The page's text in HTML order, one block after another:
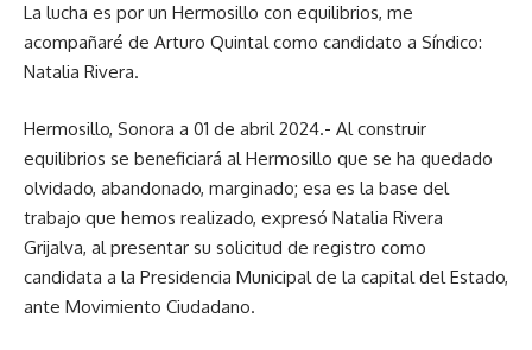
La lucha es por un Hermosillo con equilibrios, me
acompañaré de Arturo Quintal como candidato a Síndico:
Natalia Rivera.
Hermosillo, Sonora a 01 de abril 2024.- Al construir
equilibrios se beneficiará al Hermosillo que se ha quedado
olvidado, abandonado, marginado; esa es la base del
trabajo que hemos realizado, expresó Natalia Rivera
Grijalva, al presentar su solicitud de registro como
candidata a la Presidencia Municipal de la capital del Estado,
ante Movimiento Ciudadano.